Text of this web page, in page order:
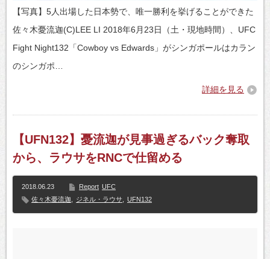
【写真】5人出場した日本勢で、唯一勝利を挙げることができた
佐々木憂流迦(C)LEE LI 2018年6月23日（土・現地時間）、UFC
Fight Night132「Cowboy vs Edwards」がシンガポールはカラン
のシンガポ…
詳細を見る
【UFN132】憂流迦が見事過ぎるバック奪取
から、ラウサをRNCで仕留める
2018.06.23 Report UFC
佐々木憂流迦
ジネル・ラウサ UFN132